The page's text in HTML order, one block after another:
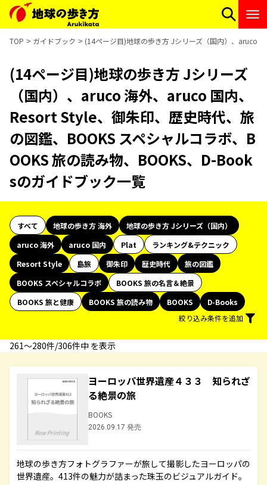
TOP ガイドブック (14ページ目)地球の歩き方 Jシリーズ（国内）、aruco
(14ページ目)地球の歩き方 Jシリーズ
（国内）、aruco 海外、aruco 国内、
Resort Style、御朱印、歴史時代、旅
の図鑑、BOOKS スペシャルコラボ、B
OOKS 旅の読み物、BOOKS、D-Book
sのガイドブック一覧
すべて 地球の歩き方 海外
地球の歩き方 Jシリーズ（国内）
aruco 海外
aruco 国内 Plat
ランキング&テクニック
Resort Style
島旅 御朱印 歴史時代
旅の図鑑
BOOKS スペシャルコラボ
BOOKS 旅の名言＆絶景
BOOKS 旅と健康
BOOKS 旅の読み物 BOOKS
D-Books
絞り込み条件を追加
261〜280件/306件中 を表示
ヨーロッパ世界遺産４３３ 知られざ
る絶景の旅
BOOKS
2026.09.17 発売
地球の歩き方フォトグラファーが旅して撮影したヨーロッパの
世界遺産。413件の魅力が詰まった珠玉のビジュアルガイド。